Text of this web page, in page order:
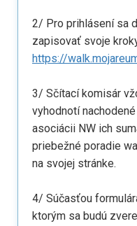
2/ Pro prihlásení sa
zapisovať svoje
https://
3/ Sčítací komisár
vyhodnotí
asociácii NW ich
priebežné poradie
na svojej stránke.
4/ Súčasťou
ktorým sa budú